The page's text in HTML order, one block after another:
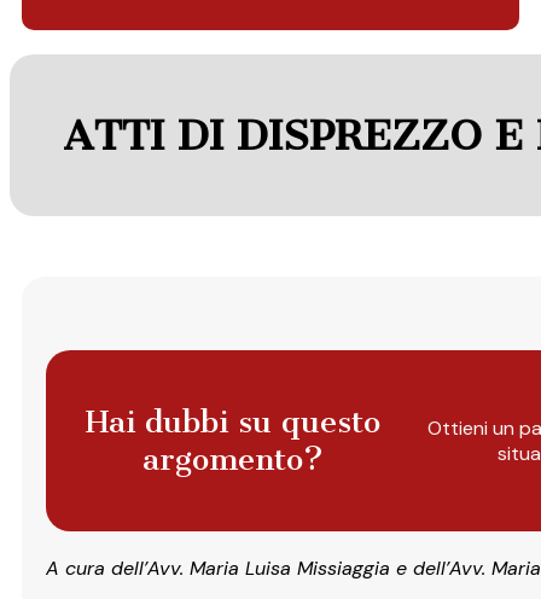
ATTI DI DISPREZZO
Hai dubbi su questo
argomento?
Ottieni un
A cura dell’Avv. Maria Luisa Missiaggia e dell’Avv.